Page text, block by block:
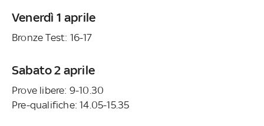
Venerdì 1 aprile
Bronze Test: 16-17
Sabato 2 aprile
Prove libere: 9-10.30
Pre-qualifiche: 14.05-15.35